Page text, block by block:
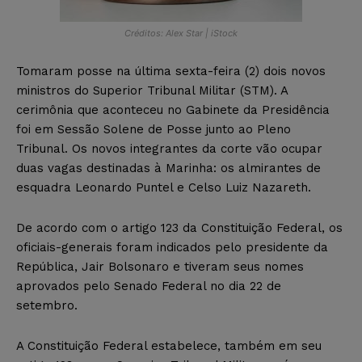
Créditos: Alex Star | iStock
Tomaram posse na última sexta-feira (2) dois novos
ministros do Superior Tribunal Militar (STM). A
cerimônia que aconteceu no Gabinete da Presidência
foi em Sessão Solene de Posse junto ao Pleno
Tribunal. Os novos integrantes da corte vão ocupar
duas vagas destinadas à Marinha: os almirantes de
esquadra Leonardo Puntel e Celso Luiz Nazareth.
De acordo com o artigo 123 da Constituição Federal, os
oficiais-generais foram indicados pelo presidente da
República, Jair Bolsonaro e tiveram seus nomes
aprovados pelo Senado Federal no dia 22 de
setembro.
A Constituição Federal estabelece, também em seu